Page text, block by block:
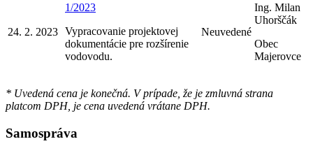
24. 2. 2023
1/2023
Vypracovanie projektovej
dokumentácie pre rozšírenie
vodovodu.
Neuvedené
Ing. Milan
Uhorščák
Obec
Majerovce
* Uvedená cena je konečná. V prípade, že je zmluvná strana
platcom DPH, je cena uvedená vrátane DPH.
Samospráva